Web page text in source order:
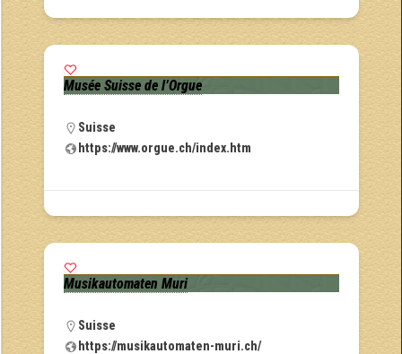
Musée Suisse de l’Orgue
Suisse
https://www.orgue.ch/index.htm
Musikautomaten Muri
Suisse
https://musikautomaten-muri.ch/